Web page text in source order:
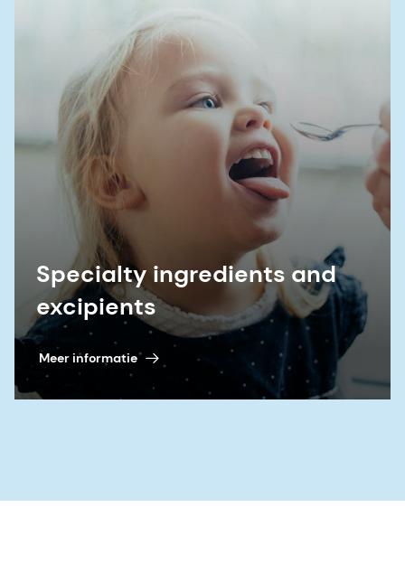
Specialty ingredients and
excipients
Meer informatie